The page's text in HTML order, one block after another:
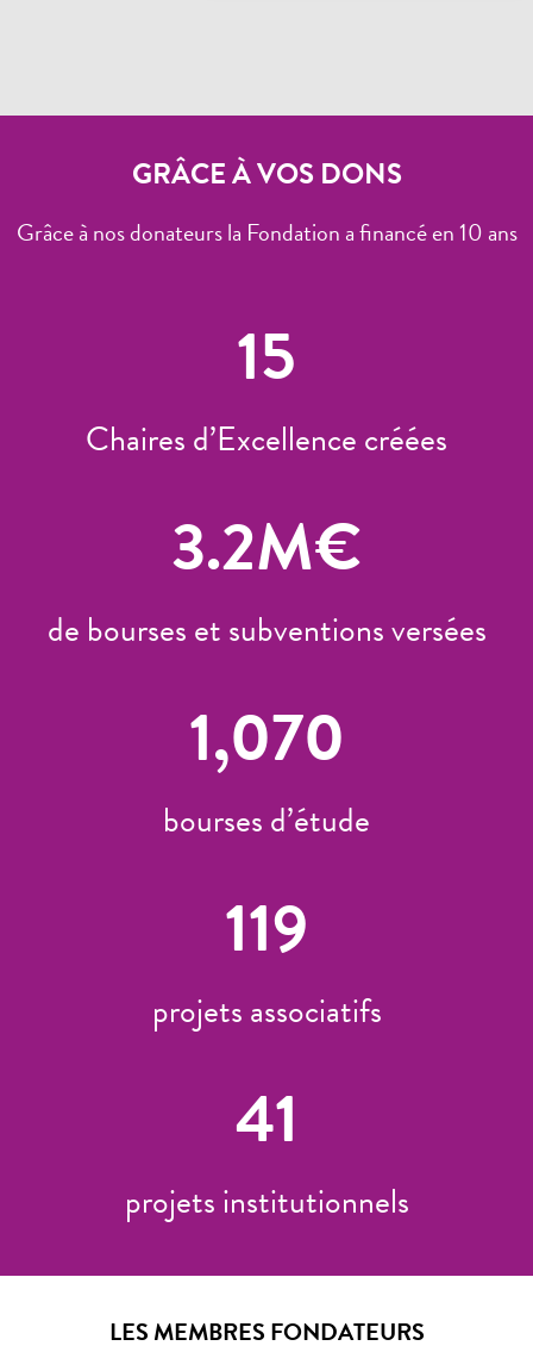
GRÂCE À VOS DONS
Grâce à nos donateurs la Fondation a financé en 10 ans
15
Chaires d’Excellence créées
3.2M€
de bourses et subventions versées
1,070
bourses d’étude
119
projets associatifs
41
projets institutionnels
LES MEMBRES FONDATEURS